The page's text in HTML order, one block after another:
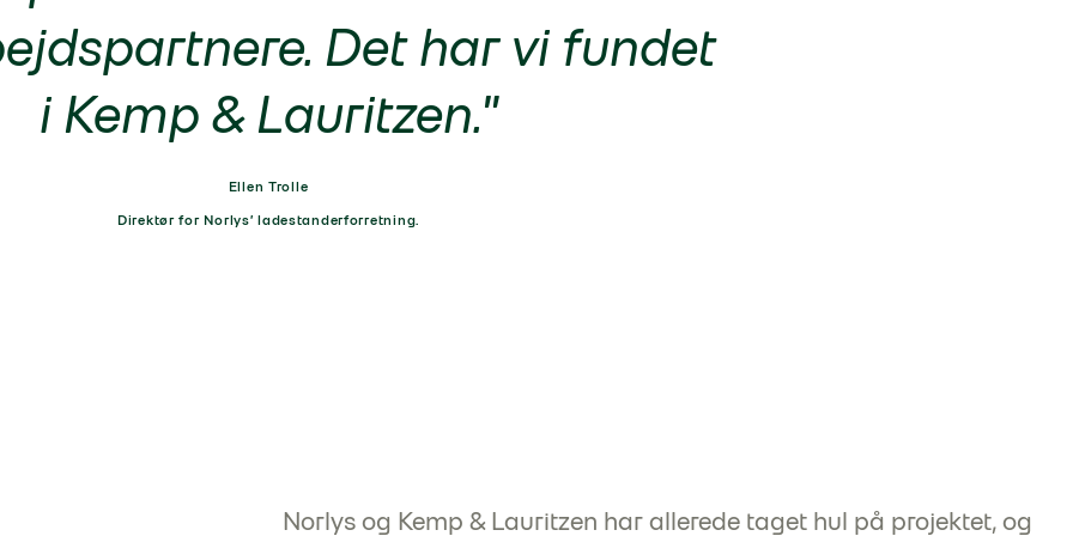
Det har vi fundet
i Kemp & Lauritzen."
Ellen Trolle
Direktør for Norlys’ ladestanderforretning.
Norlys og Kemp & Lauritzen har allerede taget hul på projektet, og